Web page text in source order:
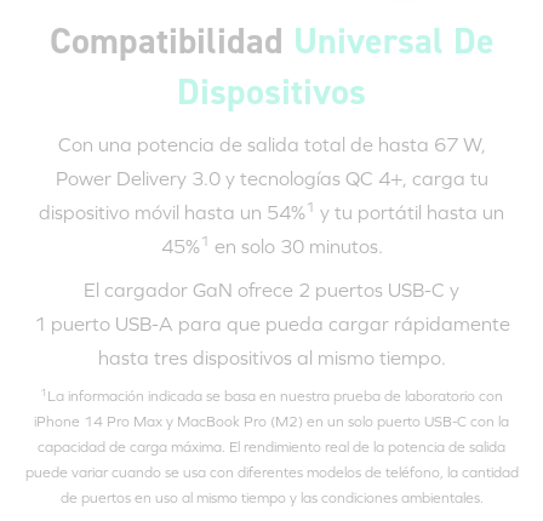
Compatibilidad Universal De
Dispositivos
Con una potencia de salida total de hasta 67 W,
Power Delivery 3.0y tecnologías QC 4+, carga tu
dispositivo móvil hasta un 54%1 y tu portátil hasta un
45%1 en solo 30 minutos.
El cargador GaN ofrece 2 puertos USB-C y
1 puerto USB-A para que pueda cargar rápidamente
hasta tres dispositivos al mismo tiempo.
1 La información indicada se basa en nuestra prueba de laboratorio con
iPhone 14 Pro Max y MacBook Pro (M2) en un solo puerto USB-C con la
capacidad de carga máxima. El rendimiento real de la potencia de salida
puede variar cuando se usa con diferentes modelos de teléfono, la cantidad
de puertos en uso al mismo tiempo y las condiciones ambientales.